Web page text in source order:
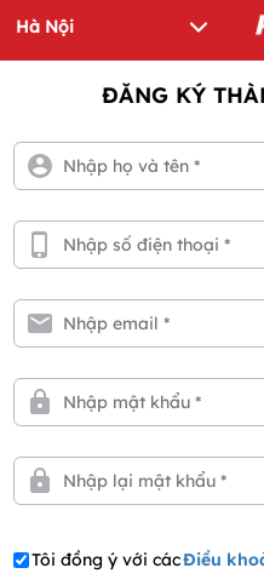
ĐĂNG KÝ
Tôi đồng ý với cácĐiều